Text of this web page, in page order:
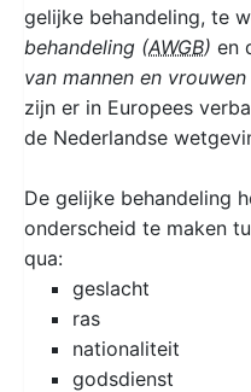
gelijke behandeling, te
behandeling (AWGB) en
van mannen en
zijn er in Europees
de Nederlandse
De gelijke behandeling
onderscheid te maken
qua:
geslacht
ras
nationaliteit
godsdienst